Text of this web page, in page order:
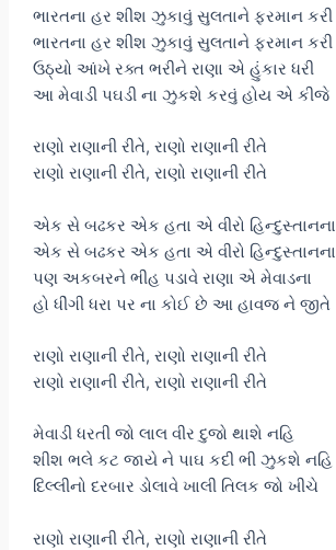
ભારતના હર શીશ ઝુકાવું સુલતાને ફરમાન કરી
ભારતના હર શીશ ઝુકાવું સુલતાને ફરમાન કરી
ઉઠ્યો આંખે રક્ત ભરીને રાણા એ હુંકાર ધરી
આ મેવાડી પઘડી ના ઝુકશે કરવું હોય એ કીજે
રાણો રાણાની રીતે, રાણો રાણાની રીતે
રાણો રાણાની રીતે, રાણો રાણાની રીતે
એક સે બઢકર એક હતા એ વીરો હિન્દુસ્તાનના
એક સે બઢકર એક હતા એ વીરો હિન્દુસ્તાનના
પણ અકબરને ભીહ પડાવે રાણા એ મેવાડના
હો ધીંગી ધરા પર ના કોઈ છે આ હાવજ ને જીતે
રાણો રાણાની રીતે, રાણો રાણાની રીતે
રાણો રાણાની રીતે, રાણો રાણાની રીતે
મેવાડી ધરતી જો લાલ વીર દુજો થાશે નહિ
શીશ ભલે કટ જાયે ને પાઘ કદી ભી ઝુકશે નહિ
દિલ્લીનો દરબાર ડોલાવે ખાલી તિલક જો ખીચે
રાણો રાણાની રીતે, રાણો રાણાની રીતે